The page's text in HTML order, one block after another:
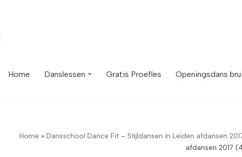
Home Danslessen Gratis Proefles Openingsdans
Home » Dansschool Dance Fit – Stijldansen in Leiden afdansen
afdansen 2017